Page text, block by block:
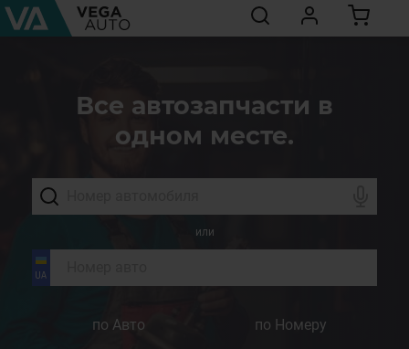
Все автозапчасти в
одном месте.
или
по Авто по Номеру